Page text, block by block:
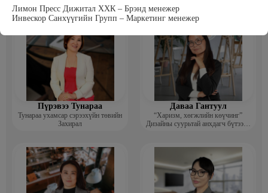
Лимон Пресс Дижитал ХХК – Брэнд менежер
Инвескор Санхүүгийн Групп – Маркетинг менежер
Пүрэвээ Тунараа
Тунараа ухамсар сэрээхүйн төвийн
Захирал
Даваа Гантуул
“Харизм, хөгжлийн көүчинг”
Дизайны суурьтай анхдагч бүтээлч